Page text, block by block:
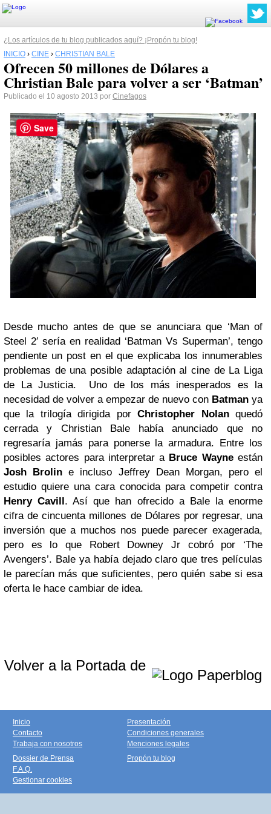
¿Los artículos de tu blog publicados aquí? ¡Propón tu blog!
INICIO › CINE › CHRISTIAN BALE
Ofrecen 50 millones de Dólares a
Christian Bale para volver a ser ‘Batman’
Publicado el 10 agosto 2013 por Cinefagos
Desde mucho antes de que se anunciara que ‘Man of
Steel 2′ sería en realidad ‘Batman Vs Superman’, tengo
pendiente un post en el que explicaba los innumerables
problemas de una posible adaptación al cine de La Liga
de La Justicia. Uno de los más inesperados es la
necesidad de volver a empezar de nuevo con Batman ya
que la trilogía dirigida porChristopher Nolanquedó
cerrada y Christian Bale había anunciado que no
regresaría jamás para ponerse la armadura. Entre los
posibles actores para interpretar a Bruce Wayneestán
Josh Brolin e incluso Jeffrey Dean Morgan, pero el
estudio quiere una cara conocida para competir contra
Henry Cavill. Así que han ofrecido a Bale la enorme
cifra de cincuenta millones de Dólares por regresar, una
inversión que a muchos nos puede parecer exagerada,
pero es lo que Robert Downey Jr cobró por ‘The
Avengers’. Bale ya había dejado claro que tres películas
le parecían más que suficientes, pero quién sabe si esa
oferta le hace cambiar de idea.
Volver a la Portada de
Inicio
Contacto
Trabaja con nosotros
Presentación
Condiciones generales
Menciones legales
Dossier de Prensa
F.A.Q.
Gestionar cookies
Propón tu blog
Save